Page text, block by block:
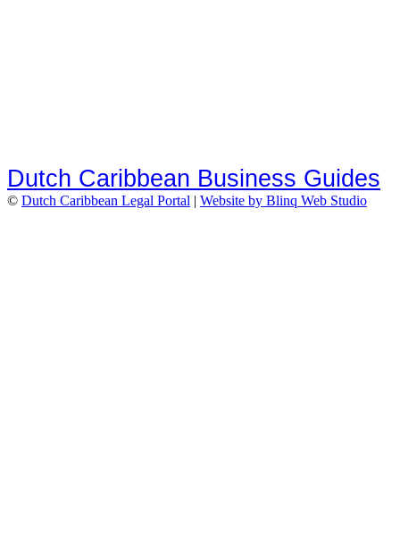
Dutch Caribbean Business Guides
© Dutch Caribbean Legal Portal | Website by Blinq Web Studio